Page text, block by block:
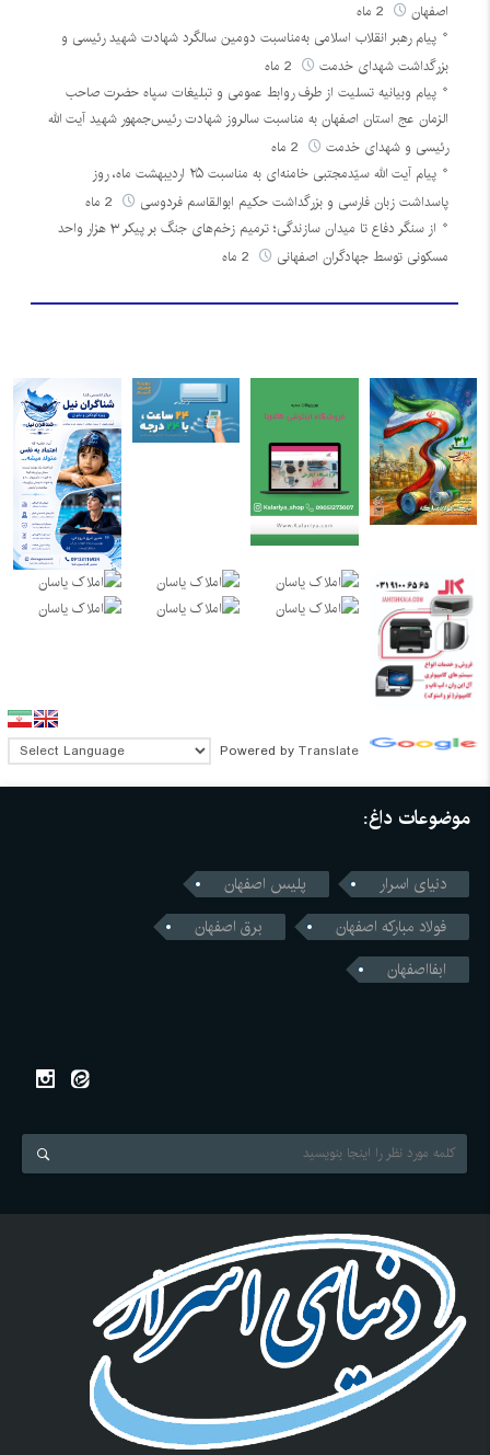
اصفهان
پیام رهبر انقلاب اسلامی به‌مناسبت دومین سالگرد شهادت شهید رئیسی و
بزرگداشت شهدای خدمت
پیام وبیانیه تسلیت از طرف روابط عمومی و تبلیغات سپاه حضرت صاحب
الزمان عج استان اصفهان به مناسبت سالروز شهادت رئیس‌جمهور شهید آیت الله
رئیسی و شهدای خدمت
پیام آیت الله سیّدمجتبی خامنه‌ای به مناسبت ۲۵ اردیبهشت ماه، روز
پاسداشت زبان فارسی و بزرگداشت حکیم ابوالقاسم فردوسی
از سنگر دفاع تا میدان سازندگی؛ ترمیم زخم‌های جنگ بر پیکر ۳ هزار واحد
مسکونی توسط جهادگران اصفهانی
Powered by Translate
موضوعات داغ:
دنیای اسرار
پلیس اصفهان
فولاد مبارکه اصفهان
برق اصفهان
ابفااصفهان